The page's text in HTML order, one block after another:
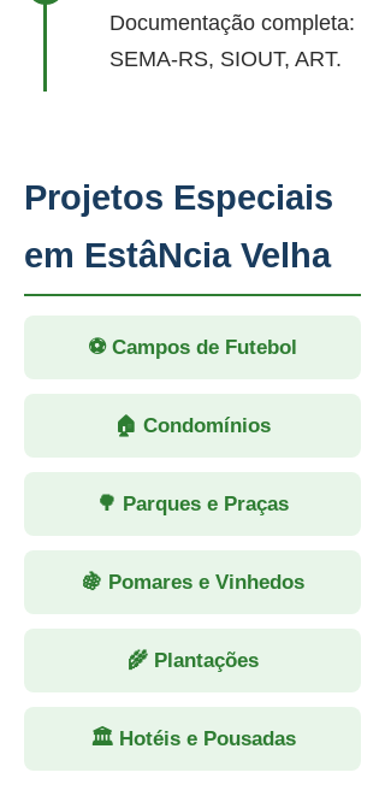
Documentação completa:
SEMA-RS, SIOUT, ART.
Projetos Especiais
em EstâNcia Velha
⚽ Campos de Futebol
🏠 Condomínios
🌳 Parques e Praças
🍇 Pomares e Vinhedos
🌾 Plantações
🏛 Hotéis e Pousadas